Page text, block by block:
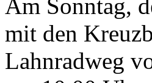
Am Sonntag,
mit den
Lahnradweg